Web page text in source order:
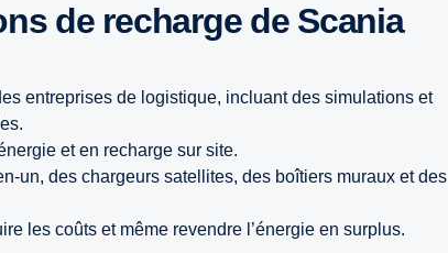
de recharge de Scania
entreprises de logistique, incluant des simulations et
et en recharge sur site.
un, des chargeurs satellites, des boîtiers muraux et des
les coûts et même revendre l’énergie en surplus.